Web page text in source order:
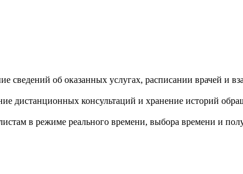
сведений об оказанных услугах, расписании врачей и
дистанционных консультаций и хранение историй
в режиме реального времени, выбора времени и